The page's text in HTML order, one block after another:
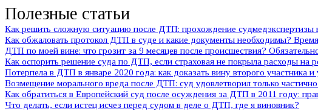
Полезные статьи
Как решить сложную ситуацию после ДТП: прохождение судмедэкспертизы
Как обжаловать протокол ДТП в суде и какие документы необходимы?
ДТП по моей вине: что грозит за 9 месяцев после происшествия?
Как оспорить решение суда по ДТП, если страховая не покрыла расходы
Потерпела в ДТП в январе 2020 года: как доказать вину второго участника
Возмещение морального вреда после ДТП: суд удовлетворил только
Как обратиться в Европейский суд после осуждения за ДТП в 2011 году:
Что делать, если истец исчез перед судом в деле о ДТП, где я виновник?